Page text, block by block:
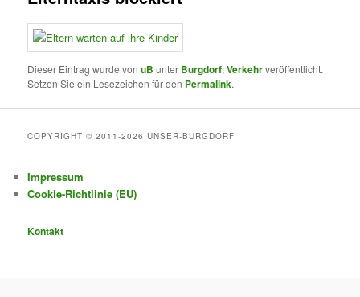
Dieser Eintrag wurde vonuB unter Burgdorf,Verkehrveröffentlicht.
Setzen Sie ein Lesezeichen für den Permalink.
COPYRIGHT © 2011-2026 UNSER-BURGDORF
Impressum
Cookie-Richtlinie (EU)
Kontakt